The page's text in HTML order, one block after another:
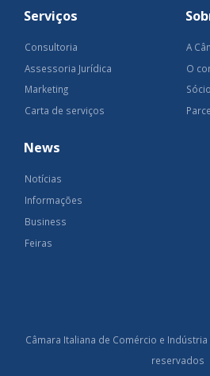
Serviços
Consultoria
Assessoria Jurídica
Marketing
Carta de serviços
A
O
News
Notícias
Informações
Business
Feiras
Câmara Italiana de Comércio e
reservados